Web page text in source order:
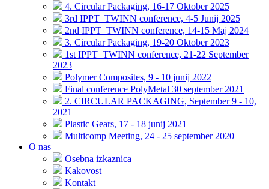
4. Circular Packaging, 16-17 Oktober 2025
3rd IPPT_TWINN conference, 4-5 Junij 2025
2nd IPPT_TWINN conference, 14-15 Maj 2024
3. Circular Packaging, 19-20 Oktober 2023
1st IPPT_TWINN conference, 21-22 September
2023
Polymer Composites, 9 - 10 junij 2022
Final conference PolyMetal 30 september 2021
2. CIRCULAR PACKAGING, September 9 - 10,
2021
Plastic Gears, 17 - 18 junij 2021
Multicomp Meeting, 24 - 25 september 2020
O nas
Osebna izkaznica
Kakovost
Kontakt